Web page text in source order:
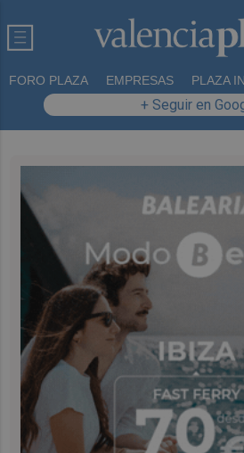
FORO PLAZA EMPRESAS PLAZA
+ Seguir en